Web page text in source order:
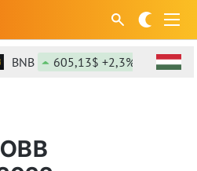
605,13$ +2,3% SOL